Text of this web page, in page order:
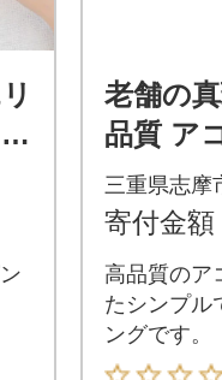
老舗の
品質 ア
ーサイ
～7.0ミ
三重県志摩
寄付金額
高品質のア
たシンプル
ングです。